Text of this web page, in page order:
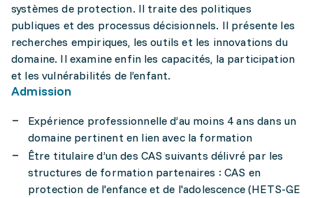
systèmes de protection. Il traite des politiques
publiques et des processus décisionnels. Il présente les
recherches empiriques, les outils et les innovations du
domaine. Il examine enfin les capacités, la participation
et les vulnérabilités de l’enfant.
Admission
Expérience professionnelle d’au moins 4 ans dans un
domaine pertinent en lien avec la formation
Être titulaire d’un des CAS suivants délivré par les
structures de formation partenaires : CAS en
protection de l'enfance et de l'adolescence (HETS-GE